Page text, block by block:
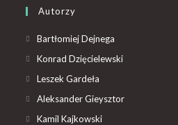
Autorzy
Bartłomiej Dejnega
Konrad Dzięcielewski
Leszek Gardeła
Aleksander Gieysztor
Kamil Kajkowski